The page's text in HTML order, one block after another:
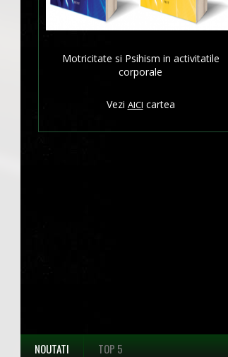
Motricitate si Psihism in activitatile
corporale
Vezi AICI cartea
NOUTATI TOP 5